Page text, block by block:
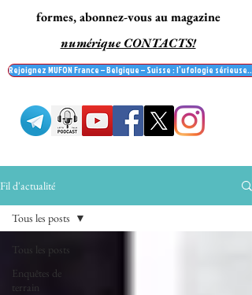
formes, abonnez-vous au magazine
numérique CONTACTS!
Rejoignez MUFON France – Belgique – Suisse : l’ufologie
Fil d'actualité
Tous les posts
Enquêtes de
terrain
Tous les posts